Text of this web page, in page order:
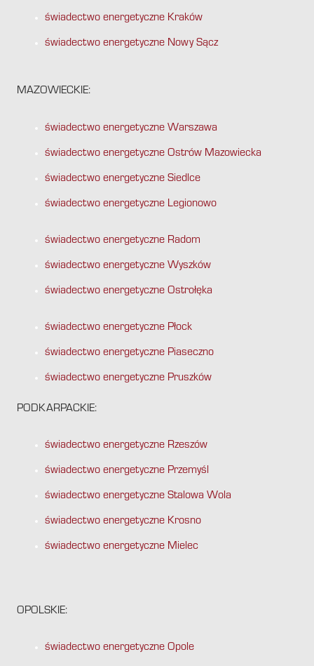
świadectwo energetyczne Kraków
świadectwo energetyczne Nowy Sącz
MAZOWIECKIE:
świadectwo energetyczne Warszawa
świadectwo energetyczne Ostrów Mazowiecka
świadectwo energetyczne Siedlce
świadectwo energetyczne Legionowo
świadectwo energetyczne Radom
świadectwo energetyczne Wyszków
świadectwo energetyczne Ostrołęka
świadectwo energetyczne Płock
świadectwo energetyczne Piaseczno
świadectwo energetyczne Pruszków
PODKARPACKIE:
świadectwo energetyczne Rzeszów
świadectwo energetyczne Przemyśl
świadectwo energetyczne Stalowa Wola
świadectwo energetyczne Krosno
świadectwo energetyczne Mielec
OPOLSKIE:
świadectwo energetyczne Opole